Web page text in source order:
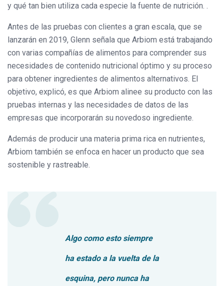
y qué tan bien utiliza cada especie la fuente de nutrición. .
Antes de las pruebas con clientes a gran escala, que se
lanzarán en 2019, Glenn señala que Arbiom está trabajando
con varias compañías de alimentos para comprender sus
necesidades de contenido nutricional óptimo y su proceso
para obtener ingredientes de alimentos alternativos. El
objetivo, explicó, es que Arbiom alinee su producto con las
pruebas internas y las necesidades de datos de las
empresas que incorporarán su novedoso ingrediente.
Además de producir una materia prima rica en nutrientes,
Arbiom también se enfoca en hacer un producto que sea
sostenible y rastreable.
Algo como esto siempre
ha estado a la vuelta de la
esquina, pero nunca ha